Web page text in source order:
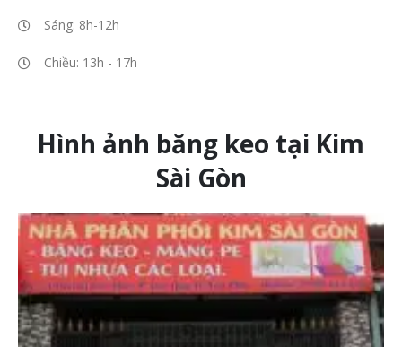
Sáng: 8h-12h
Chiều: 13h - 17h
Hình ảnh băng keo tại Kim
Sài Gòn